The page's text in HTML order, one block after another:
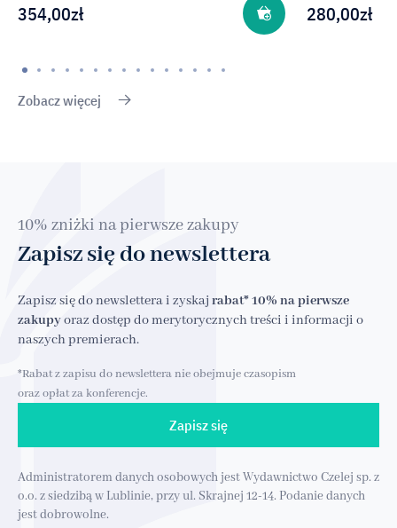
354,00zł 280,00zł
Zobacz więcej
10% zniżki na pierwsze zakupy
Zapisz się do newslettera
Zapisz się do newslettera i zyskaj rabat* 10% na pierwsze
zakupyoraz dostęp do merytorycznych treści i informacji o
naszych premierach.
*Rabat z zapisu do newslettera nie obejmuje czasopism
oraz opłat za konferencje.
Zapisz się
Administratorem danych osobowych jest Wydawnictwo Czelej sp. z
o.o. z siedzibą w Lublinie, przy ul. Skrajnej 12-14. Podanie danych
jest dobrowolne.